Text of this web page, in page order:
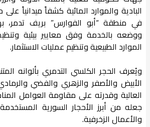
البادية والموارد المائية كشفاً ميدانياً
في منطقة “أبو الفوارس” بريف تدمر،
ووضعه بالخدمة وفق معايير بيئية
الموارد الطبيعية وتنظيم عمليات الاستثمار.
ويُعرف الحجر الكلسي التدمري بألوانه
الأبيض والأصفر والزهري والفضي
العالية وقدرته على مقاومة العوامل
جعله من أبرز الأحجار السورية
والأعمال الزخرفية.